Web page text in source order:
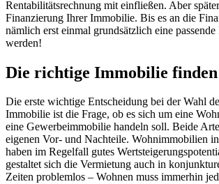
Rentabilitätsrechnung mit einfließen. Aber
Finanzierung Ihrer Immobilie. Bis es an die
nämlich erst einmal grundsätzlich eine
werden!
Die richtige Immobilie finden
Die erste wichtige Entscheidung bei der Wahl
Immobilie ist die Frage, ob es sich um eine
eine Gewerbeimmobilie handeln soll. Beide
eigenen Vor- und Nachteile. Wohnimmobilien
haben im Regelfall gutes
gestaltet sich die Vermietung auch in
Zeiten problemlos – Wohnen muss immerhin